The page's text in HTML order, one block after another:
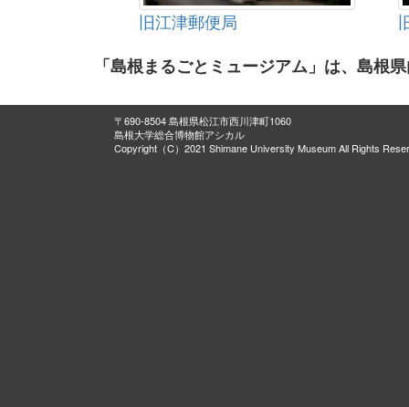
旧江津郵便局
「島根まるごとミュージアム」は、島根
〒690-8504 島根県松江市西川津町1060
島根大学総合博物館アシカル
Copyright（C）2021 Shimane University Museum All Rights